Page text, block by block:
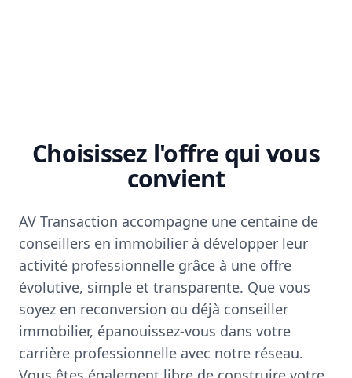
Choisissez l'offre qui vous
convient
AV Transaction accompagne une centaine de
conseillers en immobilier à développer leur
activité professionnelle grâce à une offre
évolutive, simple et transparente. Que vous
soyez en reconversion ou déjà conseiller
immobilier, épanouissez-vous dans votre
carrière professionnelle avec notre réseau.